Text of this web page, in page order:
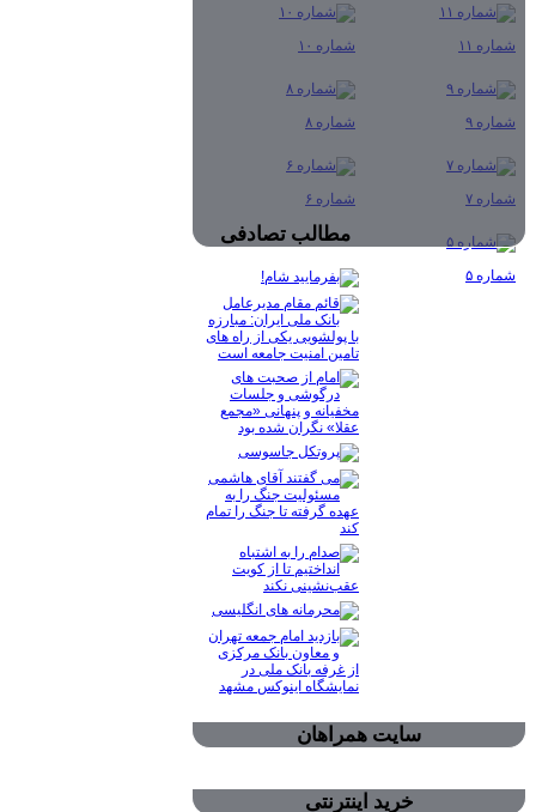
شماره ۱۱ شماره ۱۰
شماره ۹ شماره ۸
شماره ۷ شماره ۶
شماره ۵
مطالب تصادفی
سایت همراهان
خرید اینترنتی